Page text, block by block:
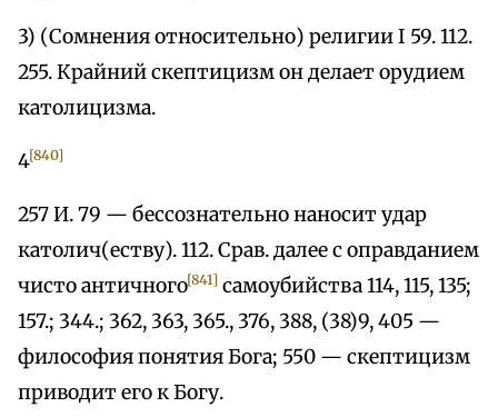
3) (Сомнения относительно) религии I 59. 112.
255. Крайний скептицизм он делает орудием
католицизма.
4[840]
257 И. 79 — бессознательно наносит удар
католич(еству). 112. Срав. далее с оправданием
чисто античного[841] самоубийства 114, 115, 135;
157.; 344.; 362, 363, 365., 376, 388, (38)9, 405 —
философия понятия Бога; 550 — скептицизм
приводит его к Богу.